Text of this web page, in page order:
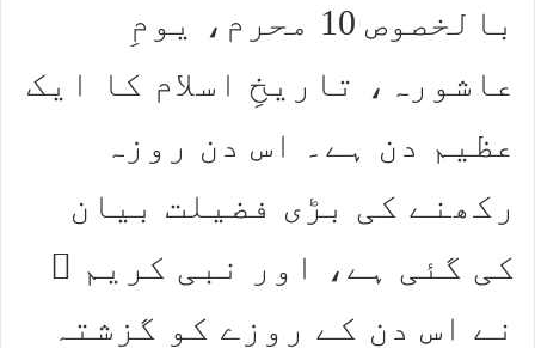
بالخصوص 10 محرم، یومِ
عاشورہ، تاریخِ اسلام کا ایک
عظیم دن ہے۔ اس دن روزہ
رکھنے کی بڑی فضیلت بیان
کی گئی ہے، اور نبی کریم ﷺ
نے اس دن کے روزے کو گزشتہ